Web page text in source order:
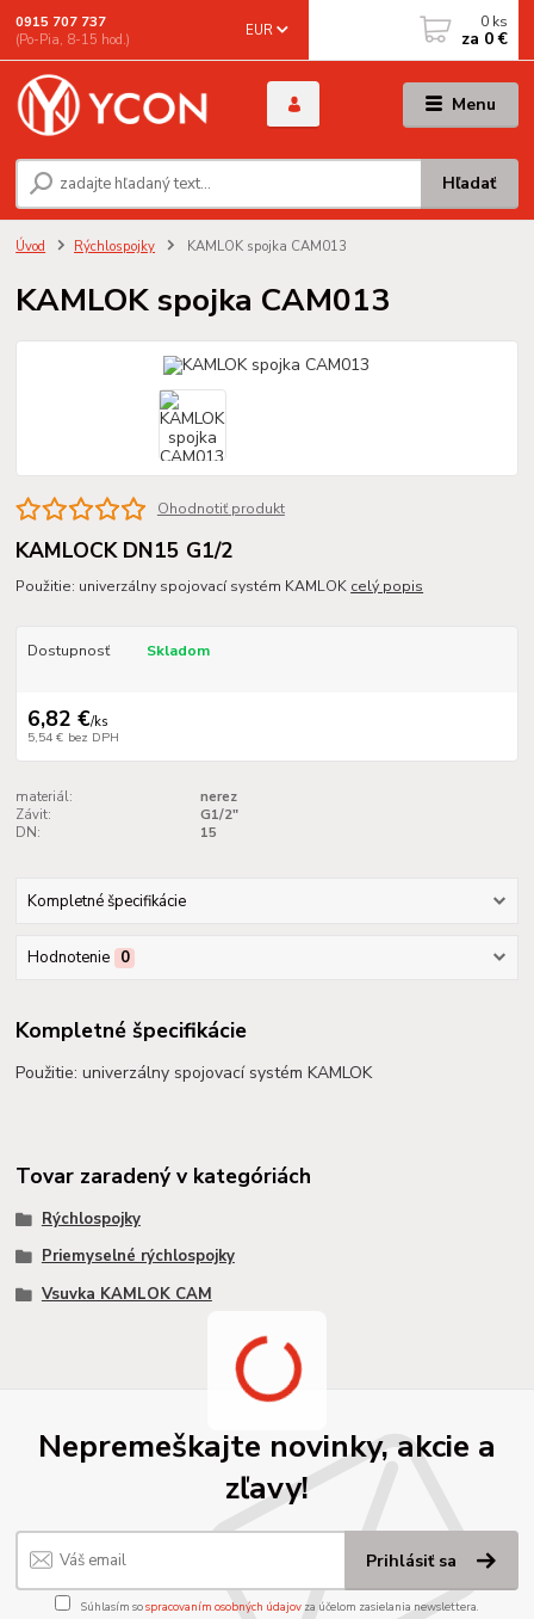
Menu
EUR
Hľadať
0915 707 737
(Po-Pia, 8-15 hod.)
0 ks
za 0 €
Úvod Rýchlospojky KAMLOK spojka CAM013
KAMLOK spojka CAM013
Ohodnotiť produkt
KAMLOCK DN15 G1/2
Použitie: univerzálny spojovací systém KAMLOK celý popis
Dostupnosť Skladom
6,82 €/ks
5,54 € bez DPH
materiál:
nerez
Závit:
G1/2"
DN:
15
Kompletné špecifikácie
Hodnotenie 0
Kompletné špecifikácie
Použitie: univerzálny spojovací systém KAMLOK
Tovar zaradený v kategóriách
Rýchlospojky
Priemyselné rýchlospojky
Vsuvka KAMLOK CAM
Nepremeškajte novinky, akcie a
zľavy!
Prihlásiť sa
Súhlasím sospracovaním osobných údajov za účelom zasielania newslettera.